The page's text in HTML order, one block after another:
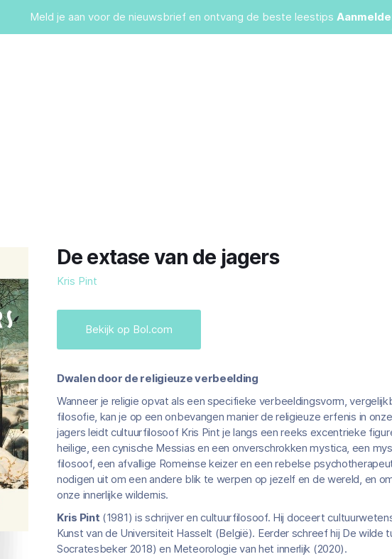
Meld je aan voor de nieuwsbrief en ontvang de beste leestips
De extase van de jagers
Kris Pint
Bekijk op Bol.com
Dwalen door de religieuze verbeelding
Wanneer je religie opvat als een specifieke verbeeldingsvorm,
filosofie, kan je op een onbevangen manier de religieuze erfenis in
jagers leidt cultuurfilosoof Kris Pint je langs een reeks excentrieke
heilige, een cynische Messias en een onverschrokken mystica, een
filosoof, een afvallige Romeinse keizer en een rebelse
nodigen uit om een andere blik te werpen op jezelf en de wereld, en
onze innerlijke wildernis.
Kris Pint (1981) is schrijver en cultuurfilosoof. Hij doceert
Kunst van de Universiteit Hasselt (België). Eerder schreef hij De wilde
Socratesbeker 2018) en Meteorologie van het innerlijk (2020).